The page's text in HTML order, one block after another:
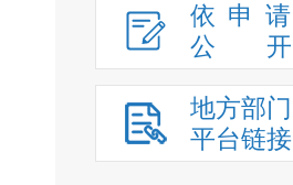
依申请
公
开
地方部门
平台链接